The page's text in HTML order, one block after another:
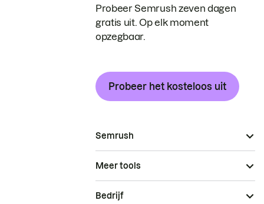
Probeer Semrush zeven dagen
gratis uit. Op elk moment
opzegbaar.
Probeer het kosteloos uit
Semrush
Meer tools
Bedrijf